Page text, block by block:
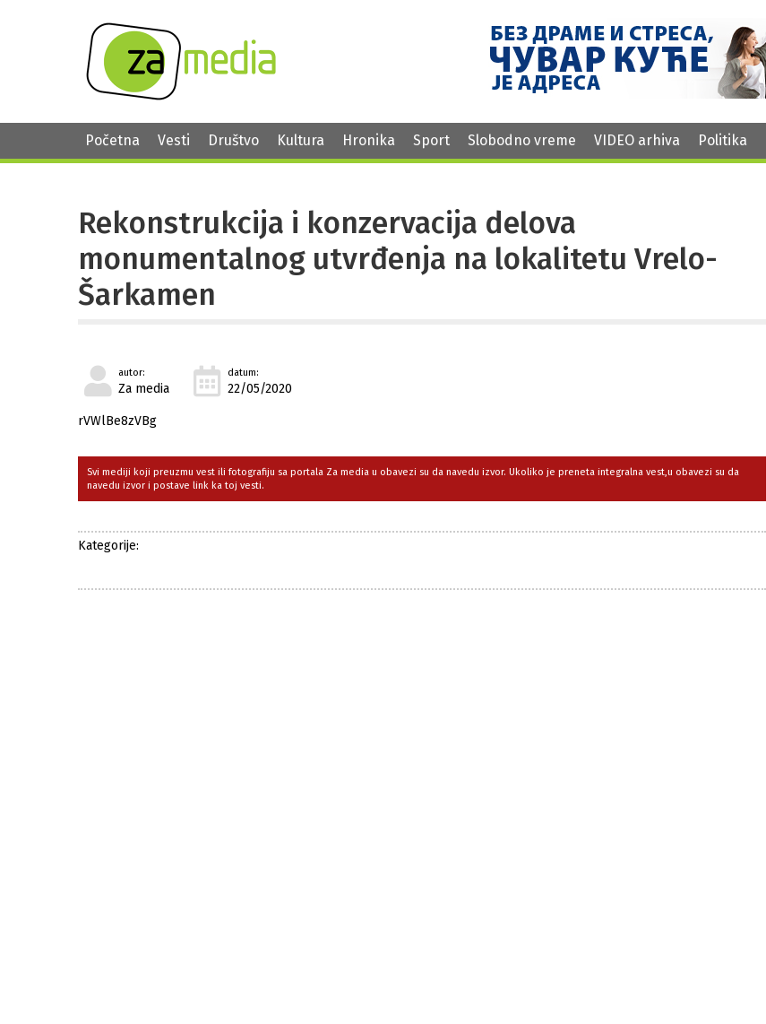
Početna Vesti Društvo Kultura Hronika Sport Slobodno vreme VIDEO arhiva Politika
Rekonstrukcija i konzervacija delova
monumentalnog utvrđenja na lokalitetu Vrelo-
Šarkamen
autor:
Za media
datum:
22/05/2020
rVWlBe8zVBg
Svi mediji koji preuzmu vest ili fotografiju sa portala Za media u obavezi su da navedu izvor. Ukoliko je preneta integralna vest,u obavezi su da
navedu izvor i postave link ka toj vesti.
Kategorije: